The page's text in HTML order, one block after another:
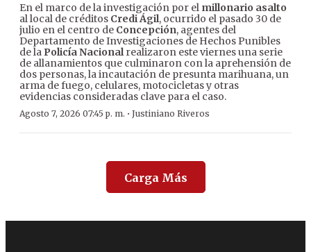
En el marco de la investigación por el millonario asalto
al local de créditos Credi Ágil, ocurrido el pasado 30 de
julio en el centro de Concepción, agentes del
Departamento de Investigaciones de Hechos Punibles
de la Policía Nacionalrealizaron este viernes una serie
de allanamientos que culminaron con la aprehensión de
dos personas, la incautación de presunta marihuana, un
arma de fuego, celulares, motocicletas y otras
evidencias consideradas clave para el caso.
Agosto 7, 2026 07:45 p. m. · Justiniano Riveros
Carga Más